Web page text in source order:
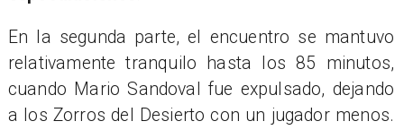
En la segunda parte, el encuentro se mantuvo
relativamente tranquilo hasta los 85 minutos,
cuando Mario Sandoval fue expulsado, dejando
a los Zorros del Desierto con un jugador menos.